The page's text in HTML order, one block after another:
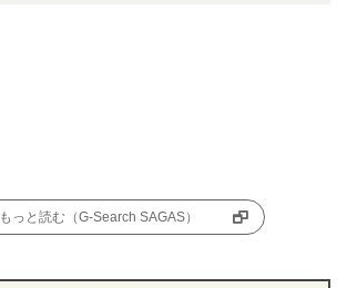
もっと読む（G-Search SAGAS）